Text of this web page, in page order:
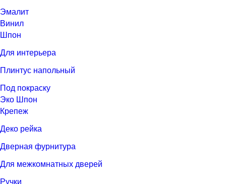
Эмалит
Винил
Шпон
Для интерьера
Плинтус напольный
Под покраску
Эко Шпон
Крепеж
Деко рейка
Дверная фурнитура
Для межкомнатных дверей
Ручки